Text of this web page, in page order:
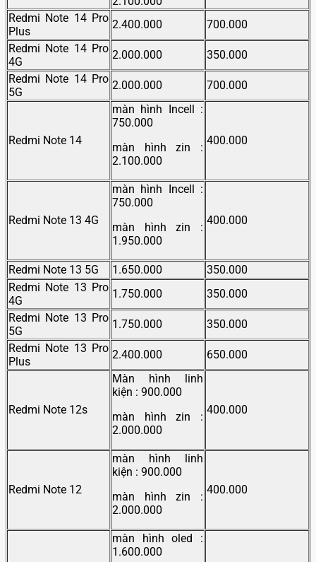
Redmi Note 14 Pro
Plus
2.400.000
700.000
Redmi Note 14 Pro
4G
2.000.000
350.000
Redmi Note 14 Pro
5G
2.000.000 700.000
Redmi Note 14
màn hình Incell :
750.000
màn hình zin :
2.100.000
400.000
Redmi Note 13 4G
màn hình Incell :
750.000
màn hình zin :
1.950.000
400.000
Redmi Note 13 5G 1.650.000
350.000
Redmi Note 13 Pro
4G
1.750.000
350.000
Redmi Note 13 Pro
5G
1.750.000
350.000
Redmi Note 13 Pro
Plus
2.400.000 650.000
Redmi Note 12s
Màn hình linh
kiện : 900.000
màn hình zin :
2.000.000
400.000
Redmi Note 12
màn hình linh
kiện : 900.000
màn hình zin :
2.000.000
400.000
màn hình oled :
1.600.000